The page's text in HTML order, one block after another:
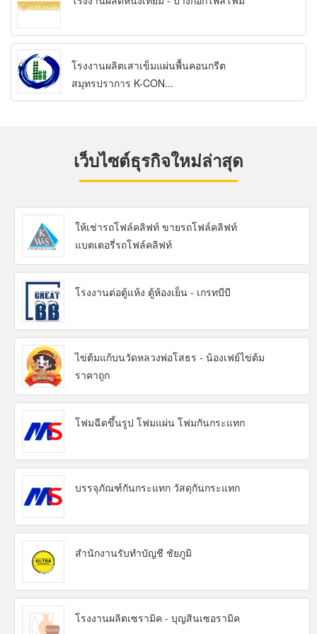
โรงงานผลิตเสาเข็มแผ่นพื้นคอนกรีต
สมุทรปราการ K-CON...
เว็บไซต์ธุรกิจใหม่ล่าสุด
ให้เช่ารถโฟล์คลิฟท์ ขายรถโฟล์คลิฟท์
แบตเตอรี่รถโฟล์คลิฟท์
โรงงานต่อตู้แห้ง ตู้ห้องเย็น - เกรทบีบี
ไข่ต้มแก้บนวัดหลวงพ่อโสธร - น้องเฟย์ไข่ต้ม
ราคาถูก
โฟมฉีดขึ้นรูป โฟมแผ่น โฟมกันกระแทก
บรรจุภัณฑ์กันกระแทก วัสดุกันกระแทก
สำนักงานรับทำบัญชี ชัยภูมิ
โรงงานผลิตเซรามิค - บุญสินเซอรามิค